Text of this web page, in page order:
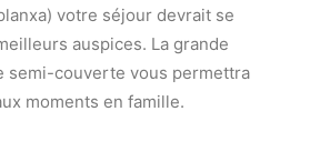
votre séjour devrait se
auspices. La grande
semi-couverte vous permettra
moments en famille.